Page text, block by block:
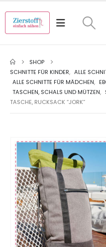
SHOP
SCHNITTE FÜR KINDER, ALLE
ALLE SCHNITTE FÜR MÄDCHEN,
TASCHEN, SCHALS UND MÜTZEN,
TASCHE, RUCKSACK “JORK”